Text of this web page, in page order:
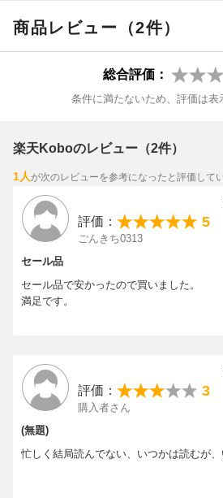
【冒頭より】
組んでいた体幹トレーニング。
ンスアップの可能性を秘めています。
「私、アスリートじゃありません」なん
すね。
す。
美しくなりたい、強くなりたい、スポー
たい、健康でありたい、
そんな皆さんの願望を叶えてくれるのが
【目次】
商品レビュー（2件）
総合評価：
条件に満たないため、評価は表
楽天Koboのレビュー（2件）
1人が次のレビューを参考になったと評価して
評価： 5
ごんきち0313
セール品
セール品で安かったので買いました。
満足です。
評価： 3
購入者さん
(無題)
忙しく結局読んでない、いつかは読むが